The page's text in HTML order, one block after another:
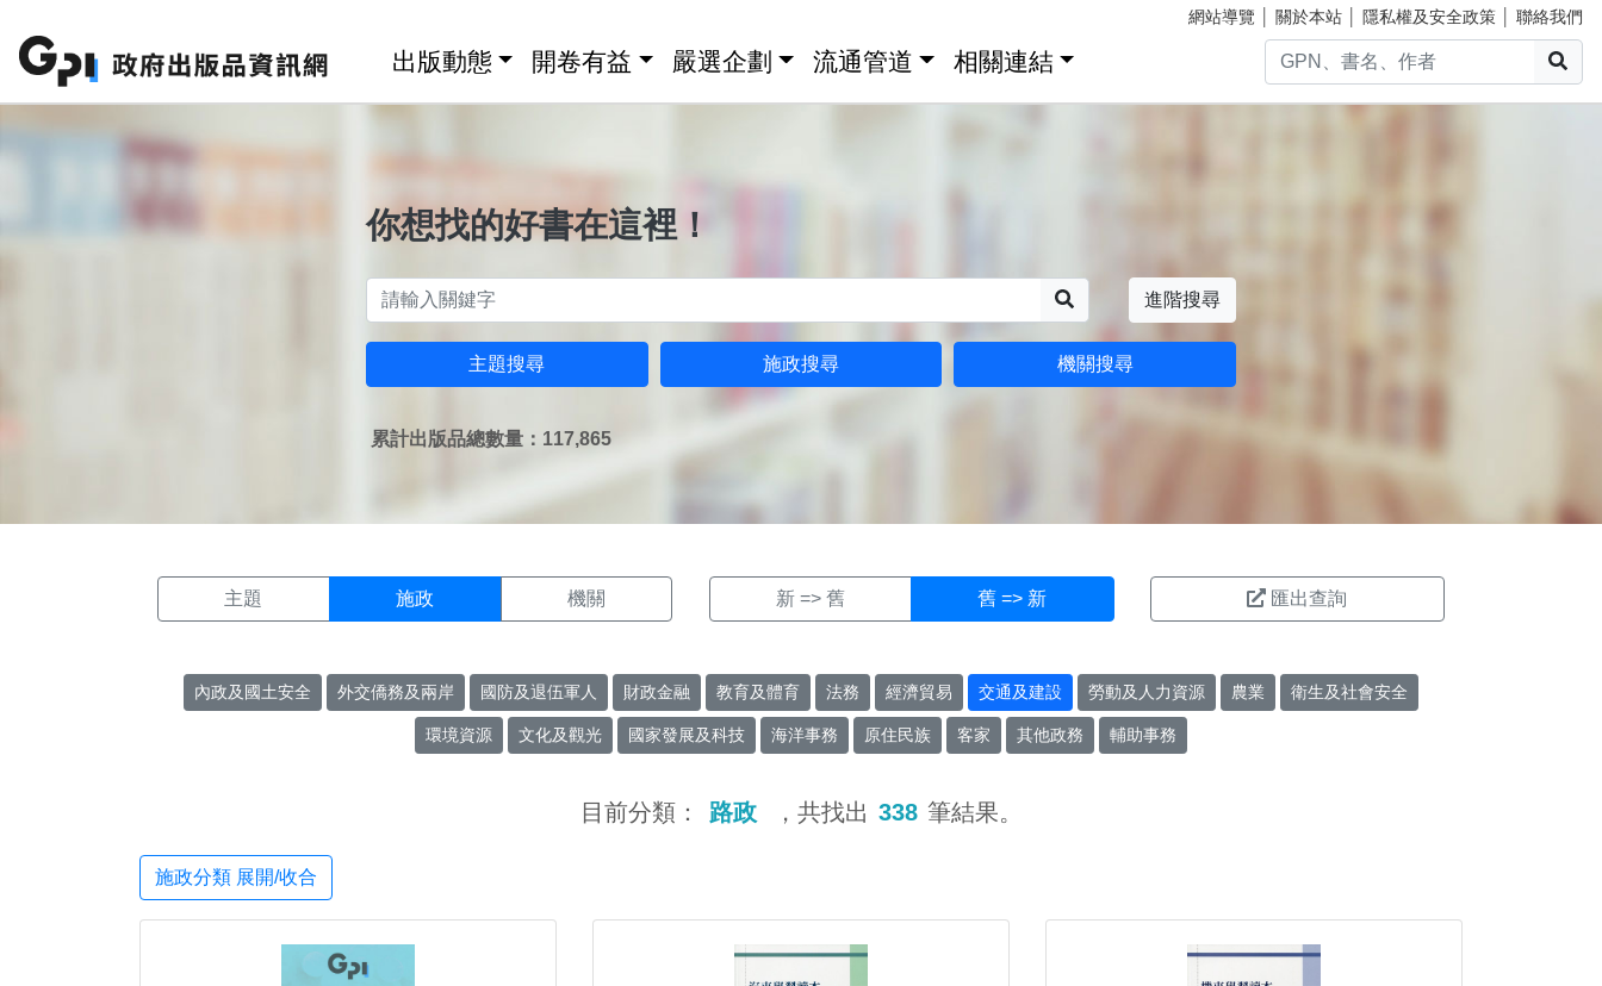
網站導覽 關於本站 隱私權及安全政策 聯絡我們
出版動態 開卷有益 嚴選企劃 流通管道 相關連結
你想找的好書在這裡！
進階搜尋
主題搜尋 施政搜尋 機關搜尋
累計出版品總數量：117,865
主題 施政 機關 新 => 舊 舊 => 新 匯出查詢
內政及國土安全 外交僑務及兩岸 國防及退伍軍人 財政金融 教育及體育 法務 經濟貿易 交通及建設 勞動及人力資源 農業 衛生及社會安全
環境資源 文化及觀光 國家發展及科技 海洋事務 原住民族 客家 其他政務 輔助事務
目前分類： 路政 ，共找出 338 筆結果。
施政分類 展開/收合